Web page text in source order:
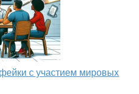
с участием мировых